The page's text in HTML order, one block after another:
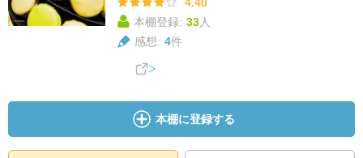
本棚登録: 33人
感想: 4件
本棚に登録する